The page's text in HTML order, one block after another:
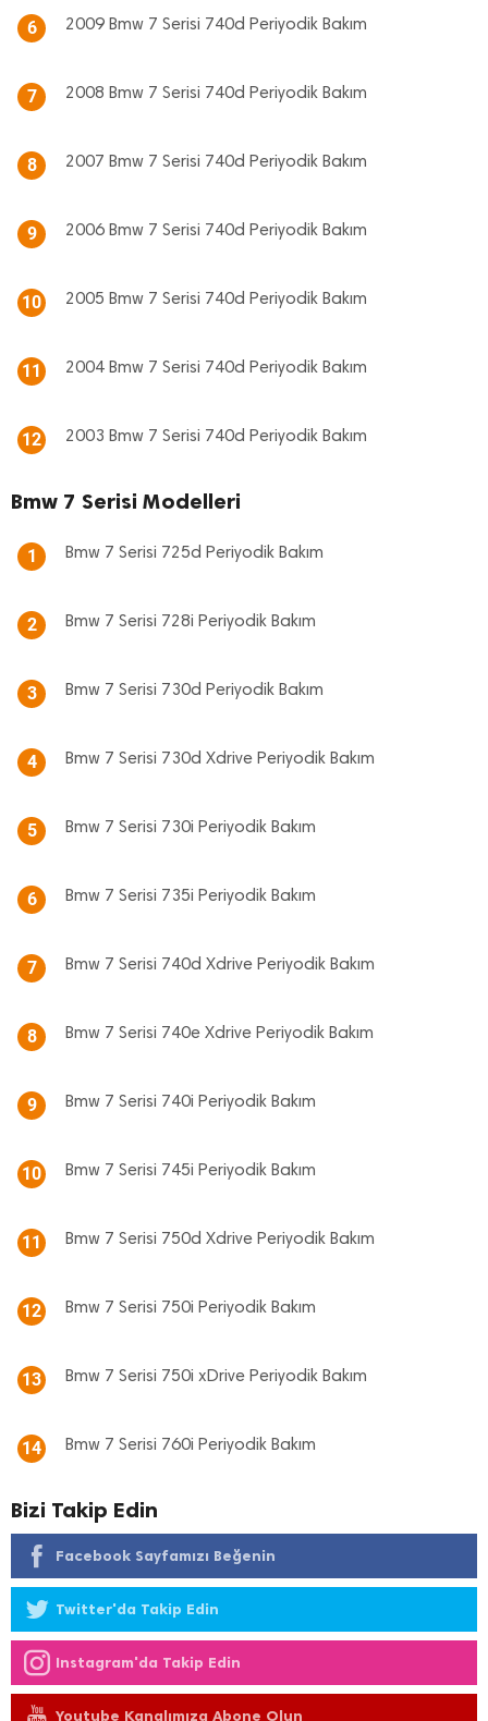
6 2009 Bmw 7 Serisi 740d Periyodik Bakım
7 2008 Bmw 7 Serisi 740d Periyodik Bakım
8 2007 Bmw 7 Serisi 740d Periyodik Bakım
9 2006 Bmw 7 Serisi 740d Periyodik Bakım
10 2005 Bmw 7 Serisi 740d Periyodik Bakım
11 2004 Bmw 7 Serisi 740d Periyodik Bakım
12 2003 Bmw 7 Serisi 740d Periyodik Bakım
Bmw 7 Serisi Modelleri
1 Bmw 7 Serisi 725d Periyodik Bakım
2 Bmw 7 Serisi 728i Periyodik Bakım
3 Bmw 7 Serisi 730d Periyodik Bakım
4 Bmw 7 Serisi 730d Xdrive Periyodik Bakım
5 Bmw 7 Serisi 730i Periyodik Bakım
6 Bmw 7 Serisi 735i Periyodik Bakım
7 Bmw 7 Serisi 740d Xdrive Periyodik Bakım
8 Bmw 7 Serisi 740e Xdrive Periyodik Bakım
9 Bmw 7 Serisi 740i Periyodik Bakım
10 Bmw 7 Serisi 745i Periyodik Bakım
11 Bmw 7 Serisi 750d Xdrive Periyodik Bakım
12 Bmw 7 Serisi 750i Periyodik Bakım
13 Bmw 7 Serisi 750i xDrive Periyodik Bakım
14 Bmw 7 Serisi 760i Periyodik Bakım
Bizi Takip Edin
Facebook Sayfamızı Beğenin
Twitter'da Takip Edin
Instagram'da Takip Edin
Youtube Kanalımıza Abone Olun